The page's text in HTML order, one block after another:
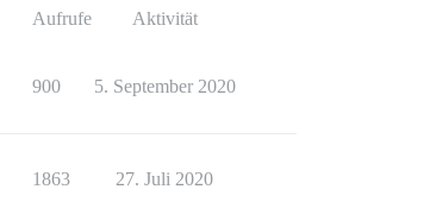
Aufrufe Aktivität
900 5. September 2020
1863 27. Juli 2020